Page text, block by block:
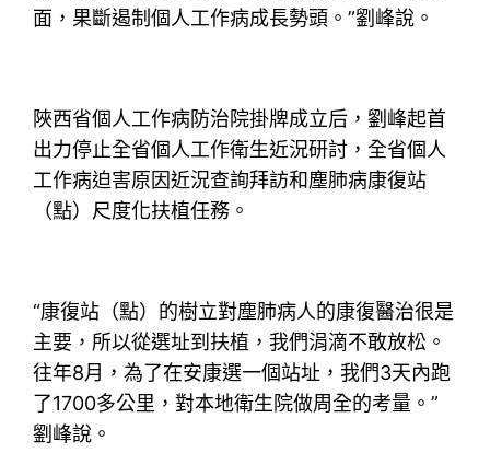
面，果斷遏制個人工作病成長勢頭。”劉峰說。
陜西省個人工作病防治院掛牌成立后，劉峰起首
出力停止全省個人工作衛生近況研討，全省個人
工作病迫害原因近況查詢拜訪和塵肺病康復站
（點）尺度化扶植任務。
“康復站（點）的樹立對塵肺病人的康復醫治很是
主要，所以從選址到扶植，我們涓滴不敢放松。
往年8月，為了在安康選一個站址，我們3天內跑
了1700多公里，對本地衛生院做周全的考量。”
劉峰說。